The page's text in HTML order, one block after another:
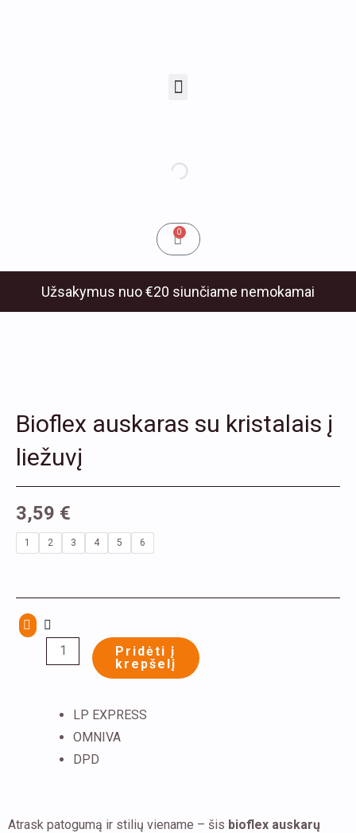
0Cart
Užsakymus nuo €20 siunčiame nemokamai
Bioflex auskaras su kristalais į
liežuvį
3,59 €
1 2 3 4 5 6
produkto
su
kristalais
Pridėti į
krepšelį
LP EXPRESS
OMNIVA
DPD
Atrask patogumą ir stilių viename – šis bioflex auskarų